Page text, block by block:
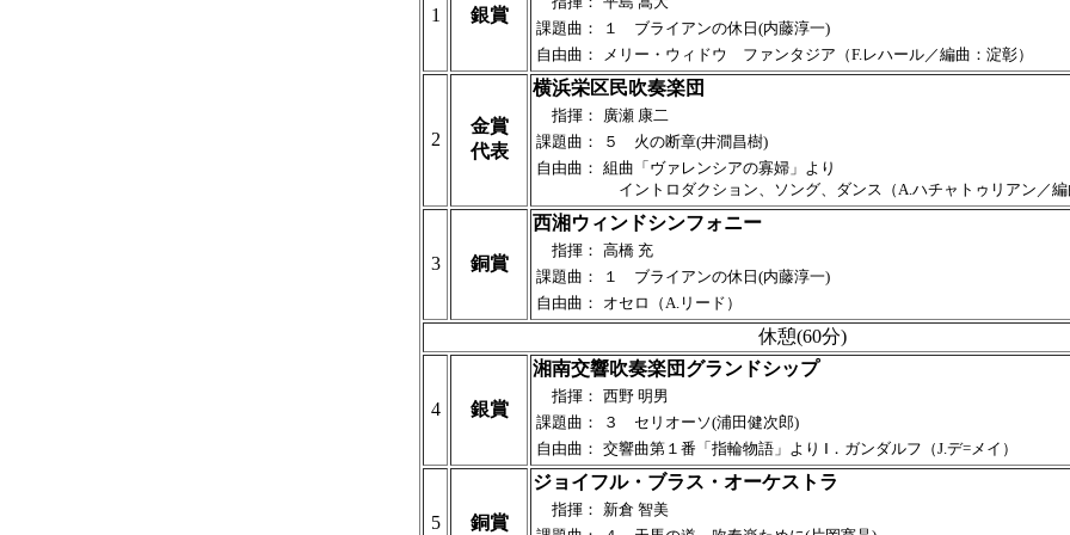
1 銀賞
課題曲：
１ ブライアンの休日(内藤淳一)
自由曲：
メリー・ウィドウ ファンタジア（F.レハール／編曲：淀彰）
2
金賞
代表
横浜栄区民吹奏楽団
指揮：
廣瀬 康二
課題曲：
５ 火の断章(井澗昌樹)
自由曲： 組曲「ヴァレンシアの寡婦」より
イントロダクション、ソング、ダンス（A.ハチャトゥリアン／編
3 銅賞
西湘ウィンドシンフォニー
指揮： 高橋 充
課題曲：
１ ブライアンの休日(内藤淳一)
自由曲：
オセロ（A.リード）
休憩(60分)
4 銀賞
湘南交響吹奏楽団グランドシップ
指揮： 西野 明男
課題曲：
３ セリオーソ(浦田健次郎)
自由曲： 交響曲第１番「指輪物語」より Ⅰ．ガンダルフ（J.デ=メイ）
5 銅賞
ジョイフル・ブラス・オーケストラ
指揮：
新倉 智美